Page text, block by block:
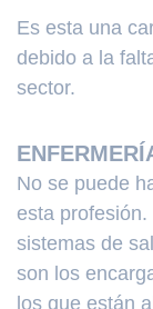
Es esta una
debido a la
sector.
No se puede
esta
sistemas de
son los
los que están